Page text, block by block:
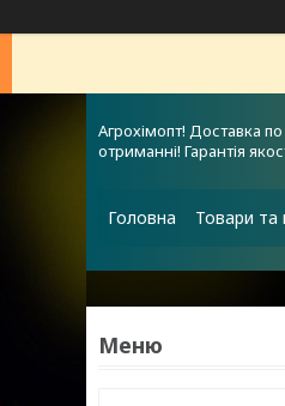
Агрохімопт! Доставка
отриманні! Гарантія
Головна Товари та